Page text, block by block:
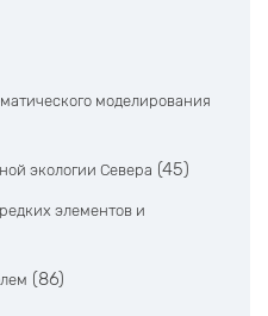
моделирования
экологии Севера (45)
элементов и
(86)